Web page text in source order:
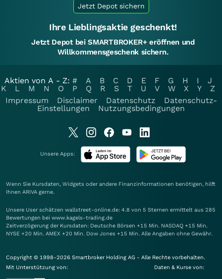
Jetzt Depot sichern
Ihre Lieblingsaktie geschenkt!
Jetzt Depot bei SMARTBROKER+ eröffnen und
Willkommensgeschenk sichern.
Aktien von A - Z: # A B C D E F G H I
J
K
L M N O P Q R S T U V W X Y
Z
Impressum
Disclaimer Datenschutz
Datenschutz-
Einstellungen
Nutzungsbedingungen
Unsere Apps:
Wenn Sie Kursdaten, Widgets oder andere Finanzinformationen benötigen, hilft
Ihnen ARIVA gerne.
Unsere User schätzen wallstreet-online.de: 4.8 von 5 Sternen ermittelt aus 285
Bewertungen bei www.kagels-trading.de
Zeitverzögerung der Kursdaten: Deutsche Börsen +15 Min. NASDAQ +15 Min.
NYSE +20 Min. AMEX +20 Min. Dow Jones +15 Min. Alle Angaben ohne Gewähr.
Copyright © 1998-2026 Smartbroker Holding AG - Alle Rechte vorbehalten.
Mit Unterstützung von:
Daten & Kurse von: